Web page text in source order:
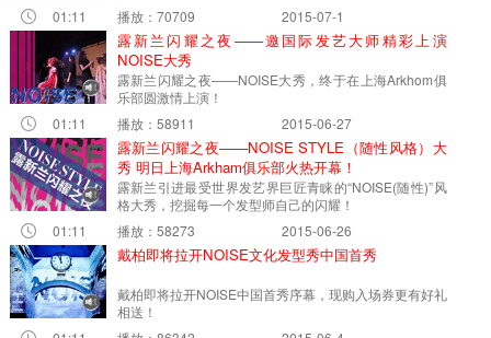
01:11
播放：70709
2015-07-1
01:11
露新兰闪耀之夜——邀国际发艺大师精彩上演
NOISE大秀
露新兰闪耀之夜——NOISE大秀，终于在上海Arkhom俱
乐部圆激情上演！
播放：58911
2015-06-27
01:11
露新兰闪耀之夜——NOISE STYLE（随性风格）大
秀 明日上海Arkham俱乐部火热开幕！
露新兰引进最受世界发艺界巨匠青睐的“NOISE(随性)”风
格大秀，挖掘每一个发型师自己的闪耀！
播放：58273
2015-06-26
戴柏即将拉开NOISE文化发型秀中国首秀
戴柏即将拉开NOISE中国首秀序幕，现购入场券更有好礼
相送！